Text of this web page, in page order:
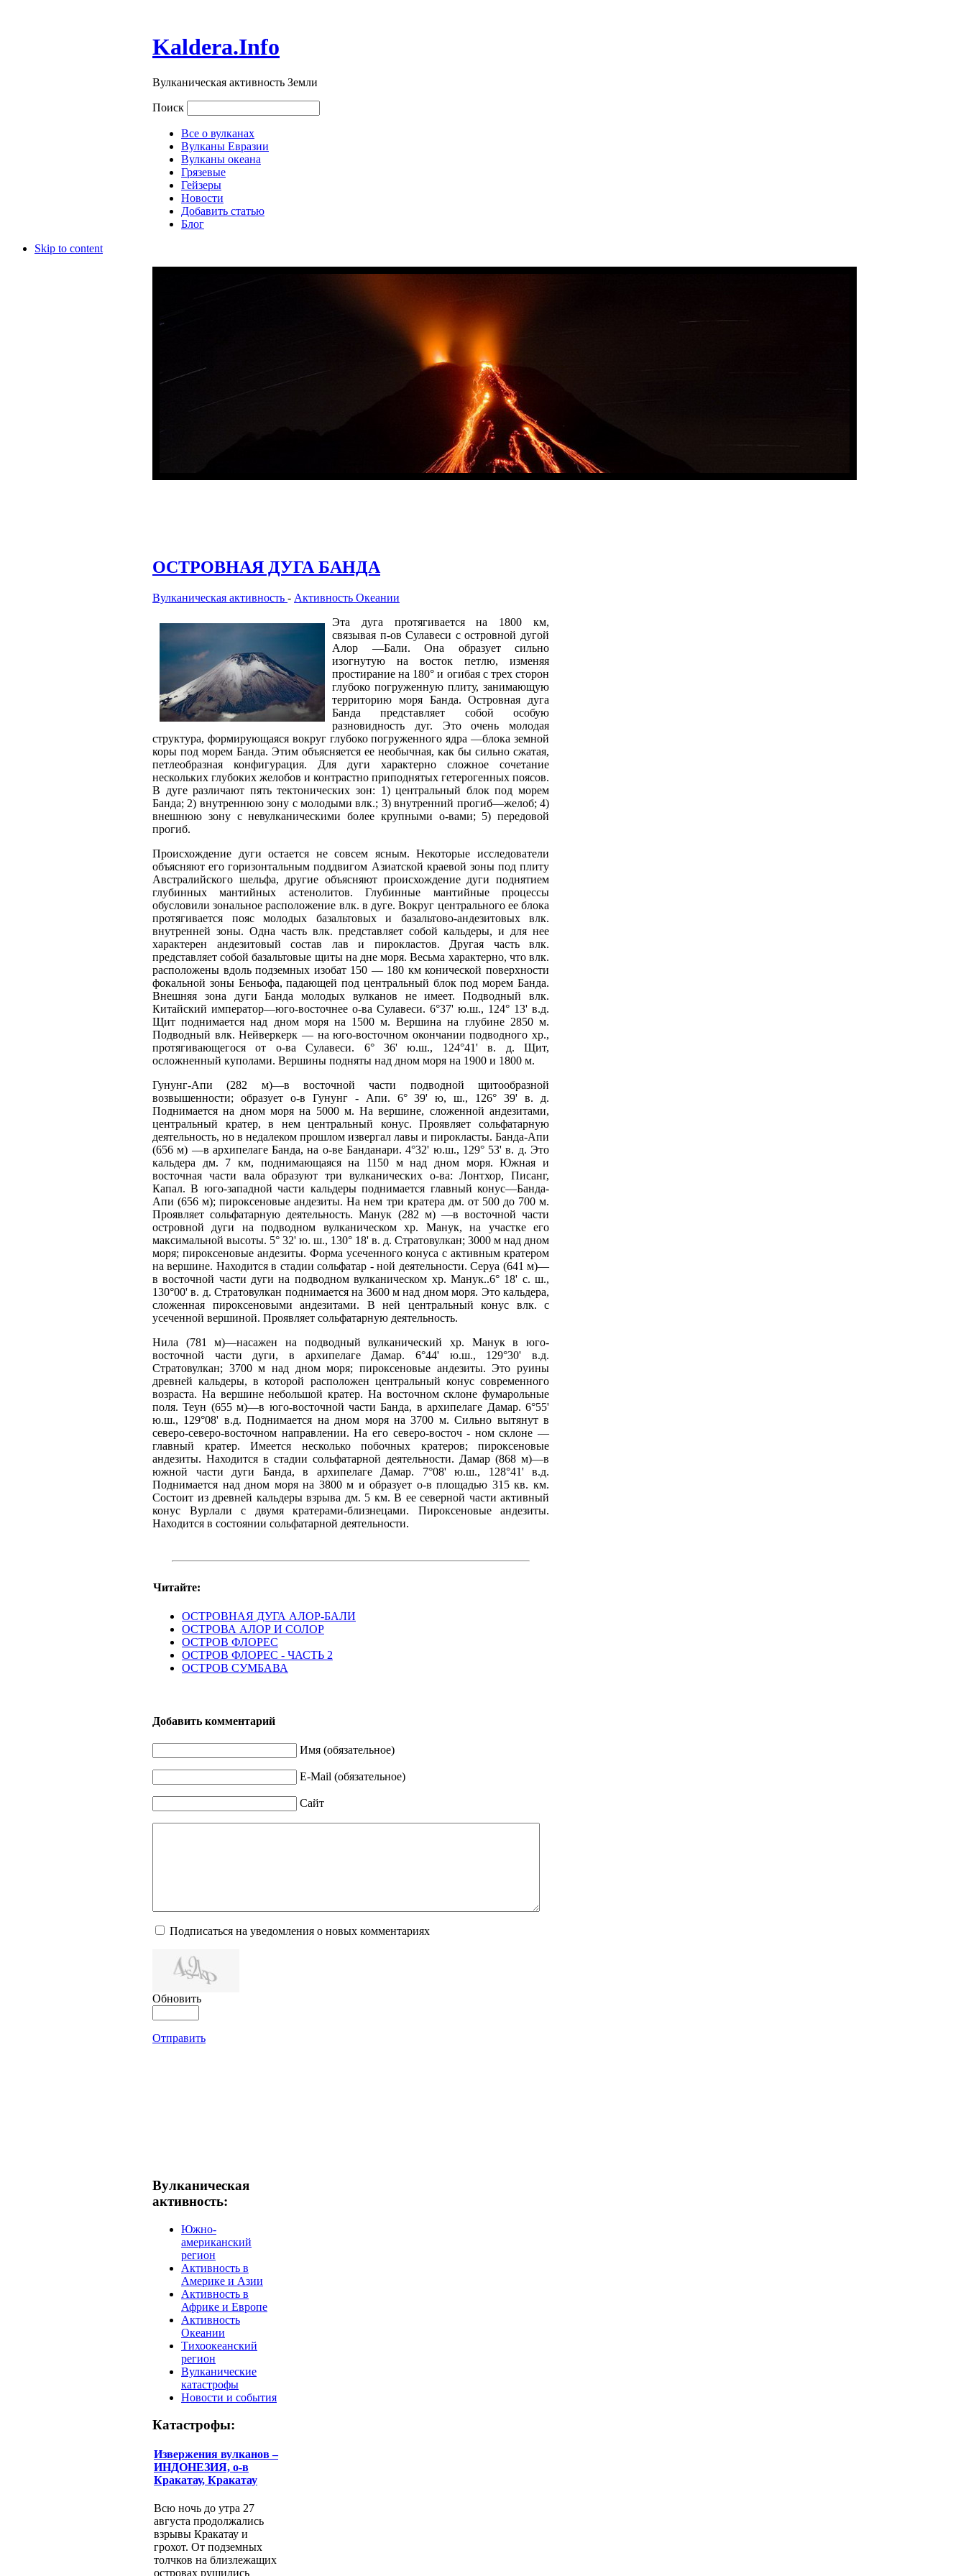
Kaldera.Info
Вулканическая активность Земли
Поиск
Все о вулканах
Вулканы Евразии
Вулканы океана
Грязевые
Гейзеры
Новости
Добавить статью
Блог
Skip to content
ОСТРОВНАЯ ДУГА БАНДА
Вулканическая активность - Активность Океании
Эта дуга протягивается на 1800 км,
связывая п-ов Сулавеси с островной дугой
Алор —Бали. Она образует сильно
изогнутую на восток петлю, изменяя
простирание на 180° и огибая с трех сторон
глубоко погруженную плиту, занимающую
территорию моря Банда. Островная дуга
Банда представляет собой особую
разновидность дуг. Это очень молодая
структура, формирующаяся вокруг глубоко погруженного ядра —блока земной
коры под морем Банда. Этим объясняется ее необычная, как бы сильно сжатая,
петлеобразная конфигурация. Для дуги характерно сложное сочетание
нескольких глубоких желобов и контрастно приподнятых гетерогенных поясов.
В дуге различают пять тектонических зон: 1) центральный блок под морем
Банда; 2) внутреннюю зону с молодыми влк.; 3) внутренний прогиб—желоб; 4)
внешнюю зону с невулканическими более крупными о-вами; 5) передовой
прогиб.
Происхождение дуги остается не совсем ясным. Некоторые исследователи
объясняют его горизонтальным поддвигом Азиатской краевой зоны под плиту
Австралийского шельфа, другие объясняют происхождение дуги поднятием
глубинных мантийных астенолитов. Глубинные мантийные процессы
обусловили зональное расположение влк. в дуге. Вокруг центрального ее блока
протягивается пояс молодых базальтовых и базальтово-андезитовых влк.
внутренней зоны. Одна часть влк. представляет собой кальдеры, и для нее
характерен андезитовый состав лав и пирокластов. Другая часть влк.
представляет собой базальтовые щиты на дне моря. Весьма характерно, что влк.
расположены вдоль подземных изобат 150 — 180 км конической поверхности
фокальной зоны Беньофа, падающей под центральный блок под морем Банда.
Внешняя зона дуги Банда молодых вулканов не имеет. Подводный влк.
Китайский император—юго-восточнее о-ва Сулавеси. 6°37' ю.ш., 124° 13' в.д.
Щит поднимается над дном моря на 1500 м. Вершина на глубине 2850 м.
Подводный влк. Нейверкерк — на юго-восточном окончании подводного хр.,
протягивающегося от о-ва Сулавеси. 6° 36' ю.ш., 124°41' в. д. Щит,
осложненный куполами. Вершины подняты над дном моря на 1900 и 1800 м.
Гунунг-Апи (282 м)—в восточной части подводной щитообразной
возвышенности; образует о-в Гунунг - Апи. 6° 39' ю, ш., 126° 39' в. д.
Поднимается на дном моря на 5000 м. На вершине, сложенной андезитами,
центральный кратер, в нем центральный конус. Проявляет сольфатарную
деятельность, но в недалеком прошлом извергал лавы и пирокласты. Банда-Апи
(656 м) —в архипелаге Банда, на о-ве Банданари. 4°32' ю.ш., 129° 53' в. д. Это
кальдера дм. 7 км, поднимающаяся на 1150 м над дном моря. Южная и
восточная части вала образуют три вулканических о-ва: Лонтхор, Писанг,
Капал. В юго-западной части кальдеры поднимается главный конус—Банда-
Апи (656 м); пироксеновые андезиты. На нем три кратера дм. от 500 до 700 м.
Проявляет сольфатарную деятельность. Манук (282 м) —в восточной части
островной дуги на подводном вулканическом хр. Манук, на участке его
максимальной высоты. 5° 32' ю. ш., 130° 18' в. д. Стратовулкан; 3000 м над дном
моря; пироксеновые андезиты. Форма усеченного конуса с активным кратером
на вершине. Находится в стадии сольфатар - ной деятельности. Серуа (641 м)—
в восточной части дуги на подводном вулканическом хр. Манук..6° 18' с. ш.,
130°00' в. д. Стратовулкан поднимается на 3600 м над дном моря. Это кальдера,
сложенная пироксеновыми андезитами. В ней центральный конус влк. с
усеченной вершиной. Проявляет сольфатарную деятельность.
Нила (781 м)—насажен на подводный вулканический хр. Манук в юго-
восточной части дуги, в архипелаге Дамар. 6°44' ю.ш., 129°30' в.д.
Стратовулкан; 3700 м над дном моря; пироксеновые андезиты. Это руины
древней кальдеры, в которой расположен центральный конус современного
возраста. На вершине небольшой кратер. На восточном склоне фумарольные
поля. Теун (655 м)—в юго-восточной части Банда, в архипелаге Дамар. 6°55'
ю.ш., 129°08' в.д. Поднимается на дном моря на 3700 м. Сильно вытянут в
северо-северо-восточном направлении. На его северо-восточ - ном склоне —
главный кратер. Имеется несколько побочных кратеров; пироксеновые
андезиты. Находится в стадии сольфатарной деятельности. Дамар (868 м)—в
южной части дуги Банда, в архипелаге Дамар. 7°08' ю.ш., 128°41' в.д.
Поднимается над дном моря на 3800 м и образует о-в площадью 315 кв. км.
Состоит из древней кальдеры взрыва дм. 5 км. В ее северной части активный
конус Вурлали с двумя кратерами-близнецами. Пироксеновые андезиты.
Находится в состоянии сольфатарной деятельности.
Читайте:
ОСТРОВНАЯ ДУГА АЛОР-БАЛИ
ОСТРОВА АЛОР И СОЛОР
ОСТРОВ ФЛОРЕС
ОСТРОВ ФЛОРЕС - ЧАСТЬ 2
ОСТРОВ СУМБАВА
Добавить комментарий
Имя (обязательное)
E-Mail (обязательное)
Сайт
Подписаться на уведомления о новых комментариях
Обновить
Отправить
Вулканическая
активность:
Южно-
американский
регион
Активность в
Америке и Азии
Активность в
Африке и Европе
Активность
Океании
Тихоокеанский
регион
Вулканические
катастрофы
Новости и события
Катастрофы:
Извержения вулканов –
ИНДОНЕЗИЯ, о-в
Кракатау, Кракатау
Всю ночь до утра 27
августа продолжались
взрывы Кракатау и
грохот. От подземных
толчков на близлежащих
островах рушились